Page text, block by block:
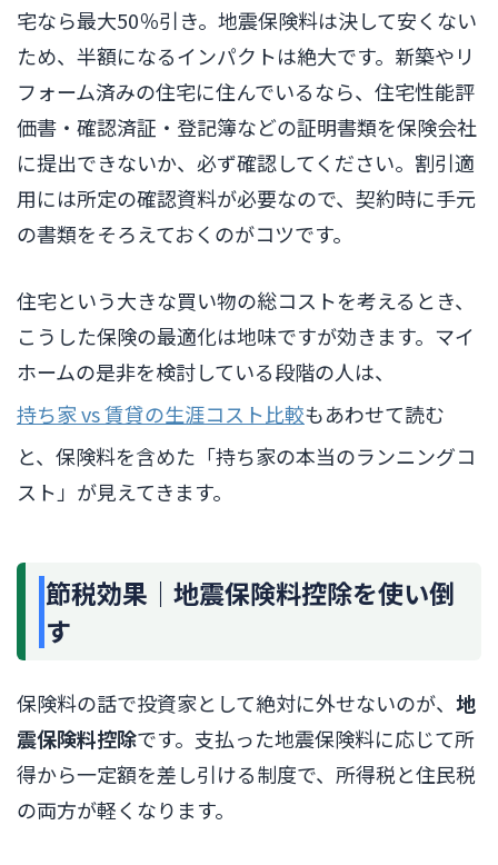
宅なら最大50％引き。地震保険料は決して安くない
ため、半額になるインパクトは絶大です。新築やリ
フォーム済みの住宅に住んでいるなら、住宅性能評
価書・確認済証・登記簿などの証明書類を保険会社
に提出できないか、必ず確認してください。割引適
用には所定の確認資料が必要なので、契約時に手元
の書類をそろえておくのがコツです。
住宅という大きな買い物の総コストを考えるとき、
こうした保険の最適化は地味ですが効きます。マイ
ホームの是非を検討している段階の人は、
持ち家 vs 賃貸の生涯コスト比較もあわせて読む
と、保険料を含めた「持ち家の本当のランニングコ
スト」が見えてきます。
節税効果｜地震保険料控除を使い倒
す
保険料の話で投資家として絶対に外せないのが、 地
震保険料控除です。支払った地震保険料に応じて所
得から一定額を差し引ける制度で、所得税と住民税
の両方が軽くなります。